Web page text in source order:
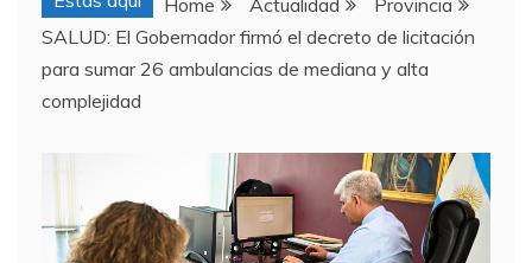
Home Actualidad
Provincia
SALUD: El Gobernador firmó el decreto de licitación
para sumar 26 ambulancias de mediana y alta
complejidad